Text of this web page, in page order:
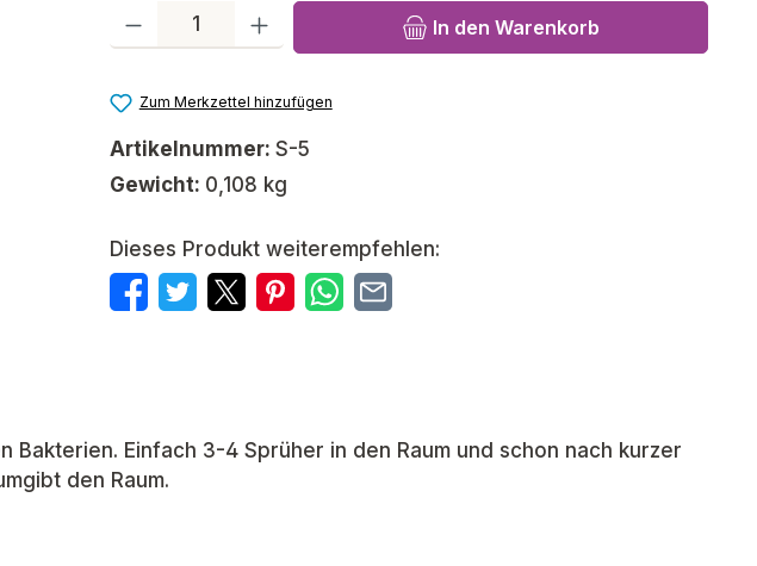
Produkt Anzahl: Gib den gewünschten Wert ein oder benutze die
In den Warenkorb
Zum Merkzettel hinzufügen
Artikelnummer: S-5
Gewicht: 0,108 kg
Dieses Produkt weiterempfehlen:
Einfach 3-4 Sprüher in den Raum und schon nach kurzer
den Raum.